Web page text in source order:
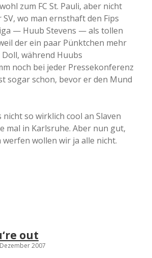
zum FC St. Pauli, aber nicht
wo man ernsthaft den Fips
— Huub Stevens — als tollen
der ein paar Pünktchen mehr
während Huubs
noch bei jeder Pressekonferenz
sogar schon, bevor er den Mund
nicht so wirklich cool an Slaven
mal in Karlsruhe. Aber nun gut,
wollen wir ja alle nicht.
out
2007